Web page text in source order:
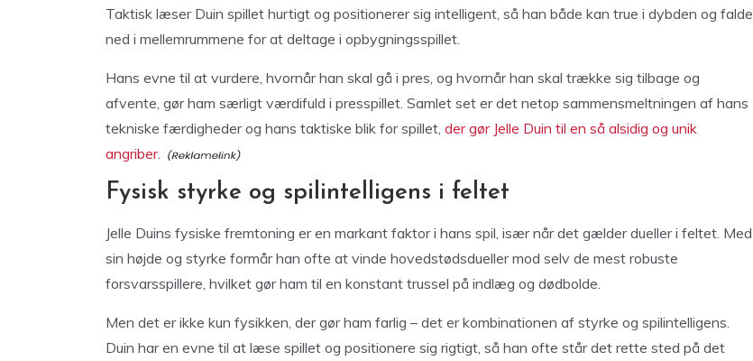
Taktisk læser Duin spillet hurtigt og positionerer sig intelligent, så han både kan true i dybden og falde
ned i mellemrummene for at deltage i opbygningsspillet.
Hans evne til at vurdere, hvornår han skal gå i pres, og hvornår han skal trække sig tilbage og
afvente, gør ham særligt værdifuld i presspillet. Samlet set er det netop sammensmeltningen af hans
tekniske færdigheder og hans taktiske blik for spillet, der gør Jelle Duin til en så alsidig og unik
angriber.
Fysisk styrke og spilintelligens i feltet
Jelle Duins fysiske fremtoning er en markant faktor i hans spil, især når det gælder dueller i feltet. Med
sin højde og styrke formår han ofte at vinde hovedstødsdueller mod selv de mest robuste
forsvarsspillere, hvilket gør ham til en konstant trussel på indlæg og dødbolde.
Men det er ikke kun fysikken, der gør ham farlig – det er kombinationen af styrke og spilintelligens.
Duin har en evne til at læse spillet og positionere sig rigtigt, så han ofte står det rette sted på det